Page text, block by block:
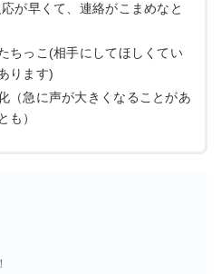
が早くて、連絡がこまめなと
ちっこ(相手にしてほしくてい
ります)
（急に声が大きくなることがあ
も）